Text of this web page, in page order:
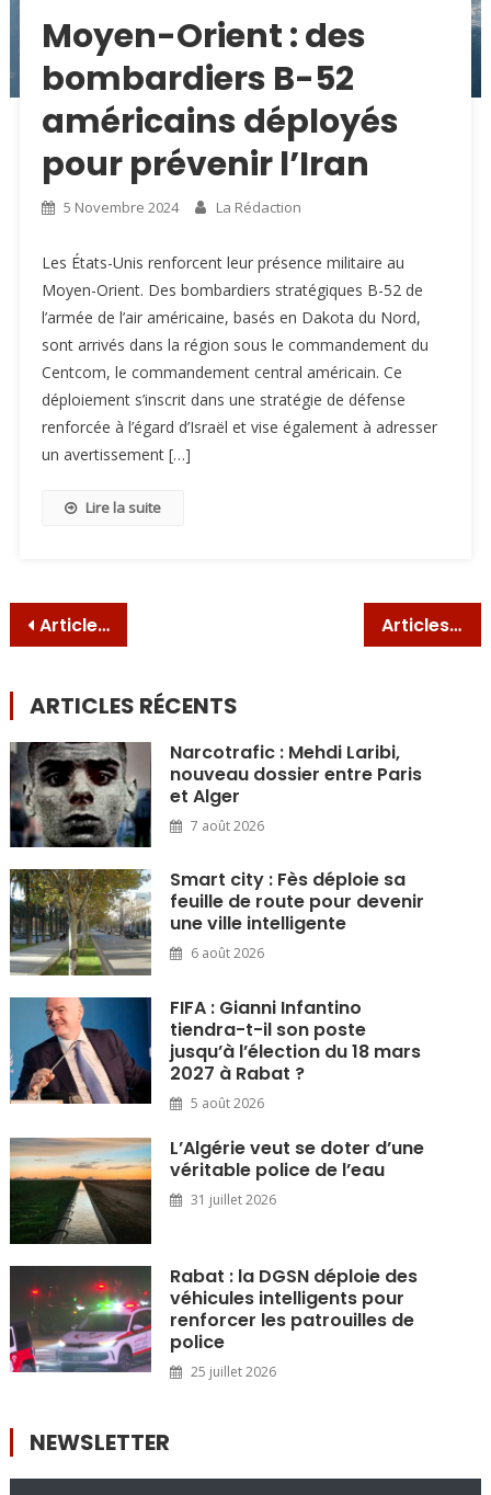
Moyen-Orient : des
bombardiers B-52
américains déployés
pour prévenir l’Iran
5 Novembre 2024 La Rédaction
Les États-Unis renforcent leur présence militaire au
Moyen-Orient. Des bombardiers stratégiques B-52 de
l’armée de l’air américaine, basés en Dakota du Nord,
sont arrivés dans la région sous le commandement du
Centcom, le commandement central américain. Ce
déploiement s’inscrit dans une stratégie de défense
renforcée à l’égard d’Israël et vise également à adresser
un avertissement […]
Lire la suite
Navigation
articles
Articles plus anciens Articles plus récents
ARTICLES RÉCENTS
Narcotrafic : Mehdi Laribi,
nouveau dossier entre Paris
et Alger
7 août 2026
Smart city : Fès déploie sa
feuille de route pour devenir
une ville intelligente
6 août 2026
FIFA : Gianni Infantino
tiendra-t-il son poste
jusqu’à l’élection du 18 mars
2027 à Rabat ?
5 août 2026
L’Algérie veut se doter d’une
véritable police de l’eau
31 juillet 2026
Rabat : la DGSN déploie des
véhicules intelligents pour
renforcer les patrouilles de
police
25 juillet 2026
NEWSLETTER